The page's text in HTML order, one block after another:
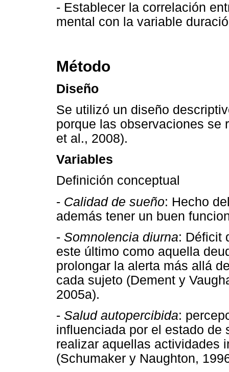
- Establecer la correlación
mental con la variable
Método
Diseño
Se utilizó un diseño
porque las observaciones se
et al., 2008).
Variables
Definición conceptual
- Calidad de sueño: Hecho
además tener un buen
- Somnolencia diurna: Déficit
este último como aquella
prolongar la alerta más allá
cada sujeto (Dement y
2005a).
- Salud autopercibida:
influenciada por el estado de
realizar aquellas actividades
(Schumaker y Naughton,